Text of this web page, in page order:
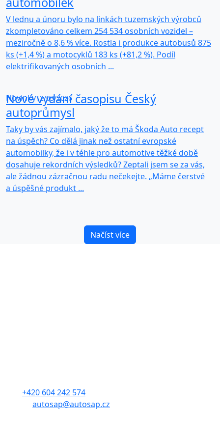
V lednu a únoru bylo na linkách tuzemských výrobců
zkompletováno celkem 254 534 osobních vozidel –
meziročně o 8,6 % více. Rostla i produkce autobusů 875
ks (+1,4 %) a motocyklů 183 ks (+81,2 %). Podíl
elektrifikovaných osobních ...
Novinky12/03/2026
Nové vydání časopisu Český
autoprůmysl
Taky by vás zajímalo, jaký že to má Škoda Auto recept
na úspěch? Co dělá jinak než ostatní evropské
automobilky, že i v téhle pro automotive těžké době
dosahuje rekordních výsledků? Zeptali jsem se za vás,
ale žádnou zázračnou radu nečekejte. „Máme čerstvé
a úspěšné produkt ...
Načíst více
+420 604 242 574
autosap@autosap.cz